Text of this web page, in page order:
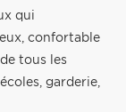
qui
confortable
tous les
garderie,